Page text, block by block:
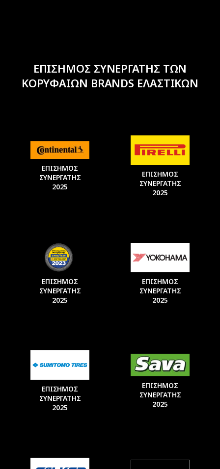
ΕΠΙΣΗΜΟΣ ΣΥΝΕΡΓΑΤΗΣ ΤΩΝ
ΚΟΡΥΦΑΙΩΝ BRANDS ΕΛΑΣΤΙΚΩΝ
ΕΠΙΣΗΜΟΣ
ΣΥΝΕΡΓΑΤΗΣ
2025
ΕΠΙΣΗΜΟΣ
ΣΥΝΕΡΓΑΤΗΣ
2025
ΕΠΙΣΗΜΟΣ
ΣΥΝΕΡΓΑΤΗΣ
2025
ΕΠΙΣΗΜΟΣ
ΣΥΝΕΡΓΑΤΗΣ
2025
ΕΠΙΣΗΜΟΣ
ΣΥΝΕΡΓΑΤΗΣ
2025
ΕΠΙΣΗΜΟΣ
ΣΥΝΕΡΓΑΤΗΣ
2025